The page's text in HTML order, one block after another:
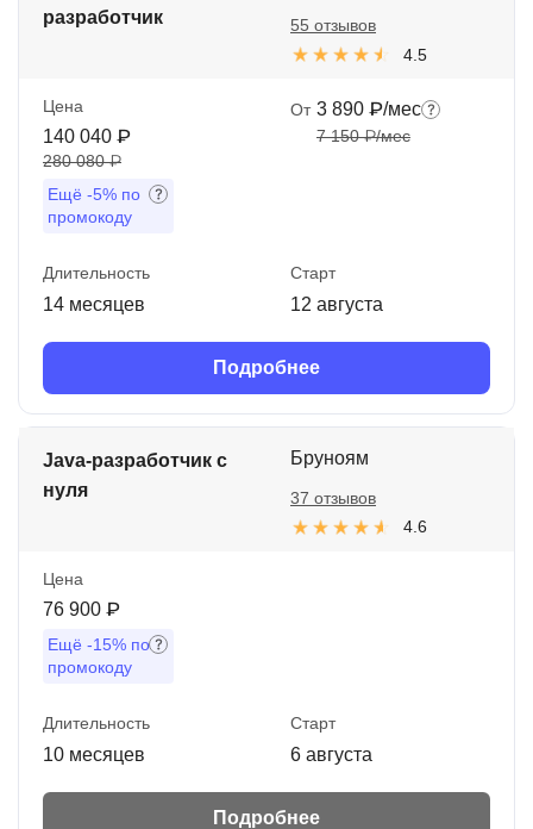
разработчик
4.5
55 отзывов
Цена
140 040 ₽
280 080 ₽
Ещё -5% по
промокоду
От 3 890 ₽/мес
7 150 ₽/мес
Длительность
14 месяцев
Старт
12 августа
Подробнее
Java-разработчик с
нуля
Бруноям
4.6
37 отзывов
Цена
76 900 ₽
Ещё -15% по
промокоду
Длительность
10 месяцев
Старт
6 августа
Подробнее